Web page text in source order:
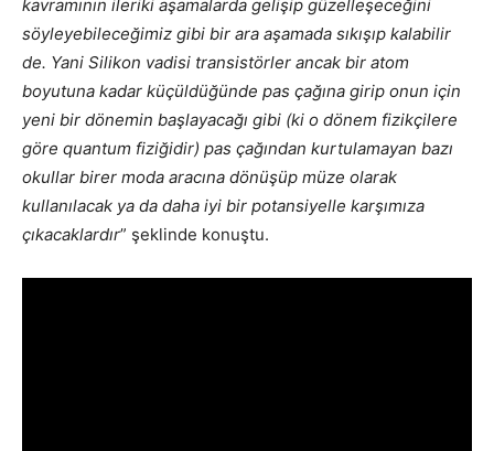
kavramının ileriki aşamalarda gelişip güzelleşeceğini
söyleyebileceğimiz gibi bir ara aşamada sıkışıp kalabilir
de. Yani Silikon vadisi transistörler ancak bir atom
boyutuna kadar küçüldüğünde pas çağına girip onun için
yeni bir dönemin başlayacağı gibi (ki o dönem fizikçilere
göre quantum fiziğidir) pas çağından kurtulamayan bazı
okullar birer moda aracına dönüşüp müze olarak
kullanılacak ya da daha iyi bir potansiyelle karşımıza
çıkacaklardır” şeklinde konuştu.